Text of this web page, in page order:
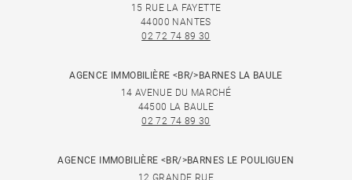
15 RUE LA FAYETTE
44000 NANTES
02 72 74 89 30
AGENCE IMMOBILIÈRE <BR/>BARNES LA BAULE
14 AVENUE DU MARCHÉ
44500 LA BAULE
02 72 74 89 30
AGENCE IMMOBILIÈRE <BR/>BARNES LE POULIGUEN